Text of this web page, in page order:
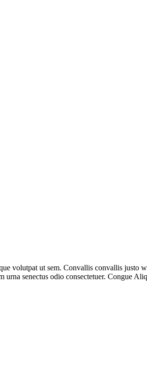
volutpat ut sem. Convallis convallis justo
senectus odio consectetuer. Congue